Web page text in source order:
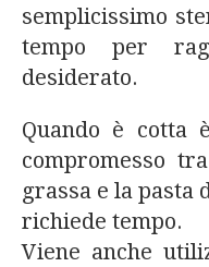
semplicissimo
tempo per
desiderato.
Quando è cotta
compromesso
grassa e la pasta
richiede tempo.
Viene anche